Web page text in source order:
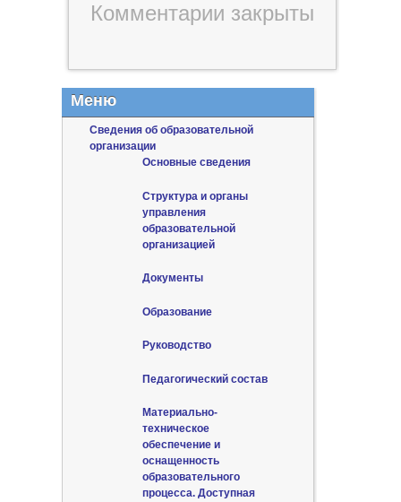
Комментарии закрыты
Меню
Сведения об образовательной
организации
Основные сведения
Структура и органы
управления
образовательной
организацией
Документы
Образование
Руководство
Педагогический состав
Материально-
техническое
обеспечение и
оснащенность
образовательного
процесса. Доступная